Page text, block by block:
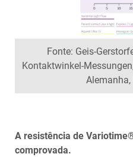
Fonte: Geis-
Kontaktwinkel-
A resistência de
comprovada.